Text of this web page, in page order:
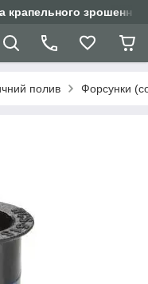
крапельного зрошення
полив Форсунки